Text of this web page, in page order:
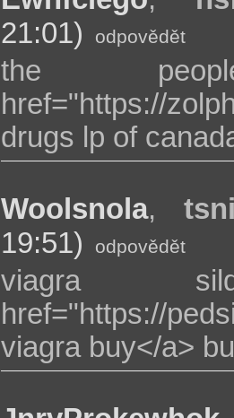
21:01)
odpovědět
the
href="https://
drugs lp of
Woolsnola,
19:51)
odpovědět
viagra
href="https://
viagra buy</a>